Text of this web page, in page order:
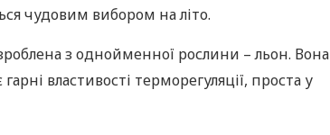
чудовим вибором на літо.
з однойменної рослини – льон. Вона
властивості терморегуляції, проста у